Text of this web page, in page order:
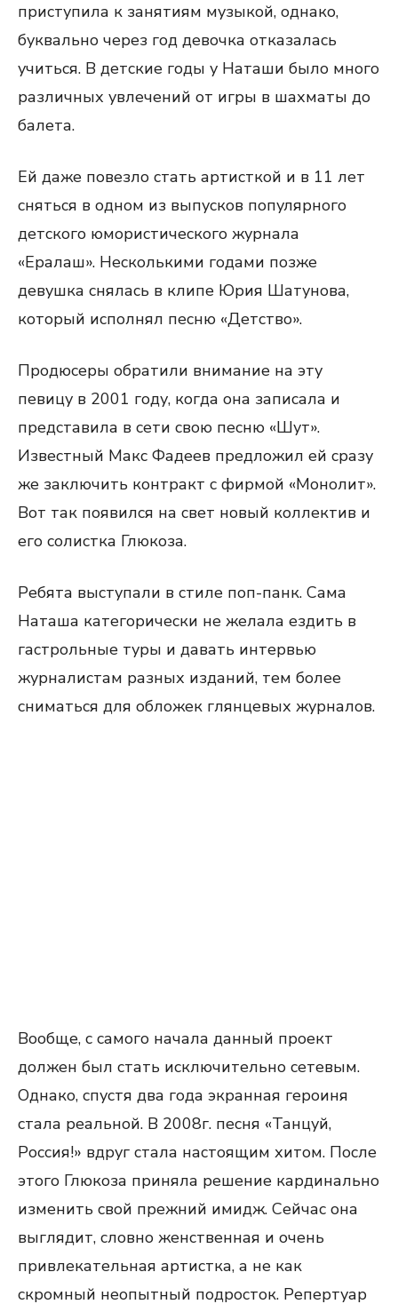
приступила к занятиям музыкой, однако,
буквально через год девочка отказалась
учиться. В детские годы у Наташи было много
различных увлечений от игры в шахматы до
балета.
Ей даже повезло стать артисткой и в 11 лет
сняться в одном из выпусков популярного
детского юмористического журнала
«Ералаш». Несколькими годами позже
девушка снялась в клипе Юрия Шатунова,
который исполнял песню «Детство».
Продюсеры обратили внимание на эту
певицу в 2001 году, когда она записала и
представила в сети свою песню «Шут».
Известный Макс Фадеев предложил ей сразу
же заключить контракт с фирмой «Монолит».
Вот так появился на свет новый коллектив и
его солистка Глюкоза.
Ребята выступали в стиле поп-панк. Сама
Наташа категорически не желала ездить в
гастрольные туры и давать интервью
журналистам разных изданий, тем более
сниматься для обложек глянцевых журналов.
Вообще, с самого начала данный проект
должен был стать исключительно сетевым.
Однако, спустя два года экранная героиня
стала реальной. В 2008г. песня «Танцуй,
Россия!» вдруг стала настоящим хитом. После
этого Глюкоза приняла решение кардинально
изменить свой прежний имидж. Сейчас она
выглядит, словно женственная и очень
привлекательная артистка, а не как
скромный неопытный подросток. Репертуар